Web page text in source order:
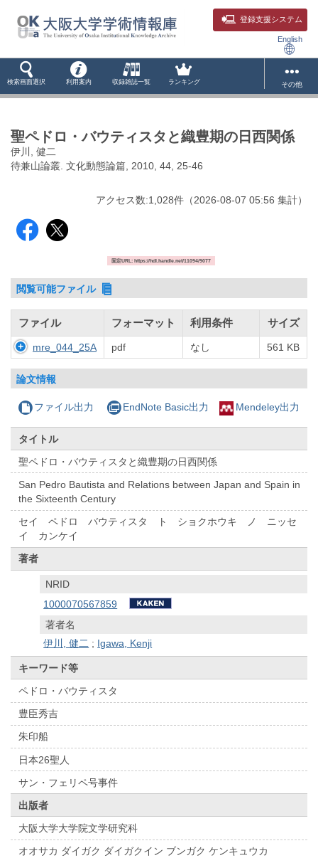
登録支援システム
English
検索画面選択 利用案内 収録雑誌一覧 ランキング その他
聖ペドロ・バウティスタと織豊期の日西関係
伊川, 健二
待兼山論叢. 文化動態論篇, 2010, 44, 25-46
アクセス数:1,028件 （2026-08-07 05:56 集計）
固定URL: https://hdl.handle.net/11094/9077
閲覧可能ファイル
ファイル フォーマット 利用条件 サイズ
mre_044_25A pdf なし 561 KB
論文情報
ファイル出力 EndNote Basic出力 Mendeley出力
タイトル
聖ペドロ・バウティスタと織豊期の日西関係
San Pedro Bautista and Relations between Japan and Spain in
the Sixteenth Century
セイ ペドロ バウティスタ ト ショクホウキ ノ ニッセ
イ カンケイ
著者
NRID
1000070567859
著者名
伊川, 健二 ; Igawa, Kenji
キーワード等
ペドロ・バウティスタ
豊臣秀吉
朱印船
日本26聖人
サン・フェリペ号事件
出版者
大阪大学大学院文学研究科
オオサカ ダイガク ダイガクイン ブンガク ケンキュウカ